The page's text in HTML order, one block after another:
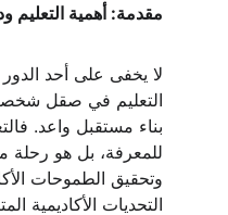
مقدمة: أهمية
لا يخفى على أحد
التعليم في صقل
بناء مستقبل واعد.
للمعرفة، بل هو رحلة
وتحقيق الطموحات
التحديات الأكاديمية